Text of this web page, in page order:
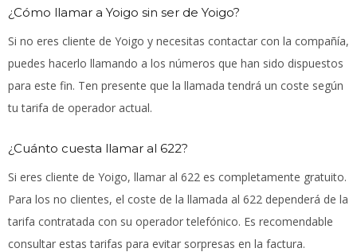
¿Cómo llamar a Yoigo sin ser de Yoigo?
Si no eres cliente de Yoigo y necesitas contactar con la compañía,
puedes hacerlo llamando a los números que han sido dispuestos
para este fin. Ten presente que la llamada tendrá un coste según
tu tarifa de operador actual.
¿Cuánto cuesta llamar al 622?
Si eres cliente de Yoigo, llamar al 622 es completamente gratuito.
Para los no clientes, el coste de la llamada al 622 dependerá de la
tarifa contratada con su operador telefónico. Es recomendable
consultar estas tarifas para evitar sorpresas en la factura.